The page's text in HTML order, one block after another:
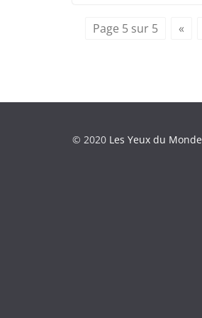
Page 5 sur 5 «
© 2020 Les Yeux du Monde